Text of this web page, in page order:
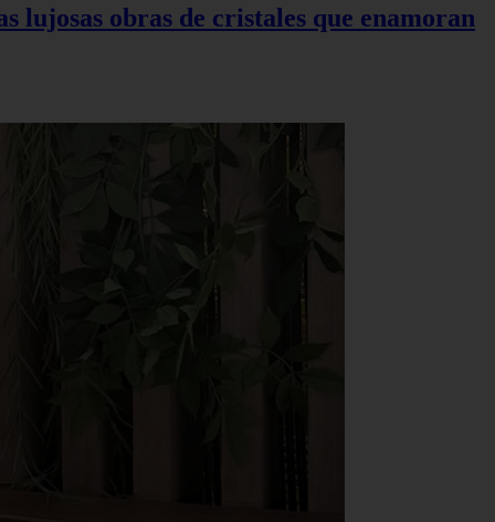
lujosas obras de cristales que enamoran